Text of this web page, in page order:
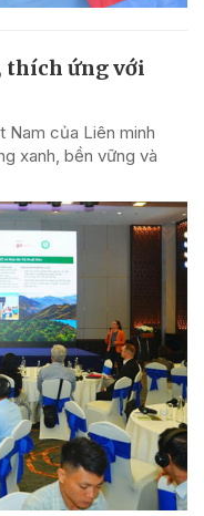
thích ứng với
Nam của Liên minh
xanh, bền vững và